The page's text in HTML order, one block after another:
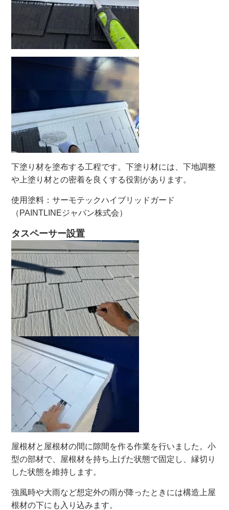
下塗り材を塗布する工程です。下塗り材には、下地調整
や上塗り材との密着を良くする役割があります。
使用塗料：サーモテックハイブリッドガード
（PAINTLINEジャパン株式会）
タスペーサー設置
屋根材と屋根材の間に隙間を作る作業を行いました。小
型の部材で、屋根材を持ち上げた状態で固定し、縁切り
した状態を維持します。
強風時や大雨など想定外の雨が降ったときには構造上屋
根材の下にも入り込みます。